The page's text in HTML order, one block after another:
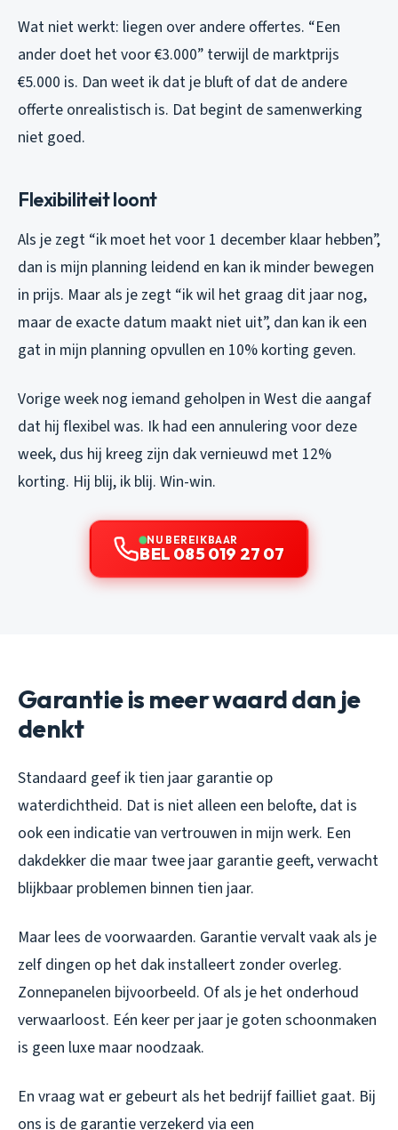
Wat niet werkt: liegen over andere offertes. “Een
ander doet het voor €3.000” terwijl de marktprijs
€5.000 is. Dan weet ik dat je bluft of dat de andere
offerte onrealistisch is. Dat begint de samenwerking
niet goed.
Flexibiliteit loont
Als je zegt “ik moet het voor 1 december klaar hebben”,
dan is mijn planning leidend en kan ik minder bewegen
in prijs. Maar als je zegt “ik wil het graag dit jaar nog,
maar de exacte datum maakt niet uit”, dan kan ik een
gat in mijn planning opvullen en 10% korting geven.
Vorige week nog iemand geholpen in West die aangaf
dat hij flexibel was. Ik had een annulering voor deze
week, dus hij kreeg zijn dak vernieuwd met 12%
korting. Hij blij, ik blij. Win-win.
NU BEREIKBAAR
BEL 085 019 27 07
Garantie is meer waard dan je
denkt
Standaard geef ik tien jaar garantie op
waterdichtheid. Dat is niet alleen een belofte, dat is
ook een indicatie van vertrouwen in mijn werk. Een
dakdekker die maar twee jaar garantie geeft, verwacht
blijkbaar problemen binnen tien jaar.
Maar lees de voorwaarden. Garantie vervalt vaak als je
zelf dingen op het dak installeert zonder overleg.
Zonnepanelen bijvoorbeeld. Of als je het onderhoud
verwaarloost. Eén keer per jaar je goten schoonmaken
is geen luxe maar noodzaak.
En vraag wat er gebeurt als het bedrijf failliet gaat. Bij
ons is de garantie verzekerd via een